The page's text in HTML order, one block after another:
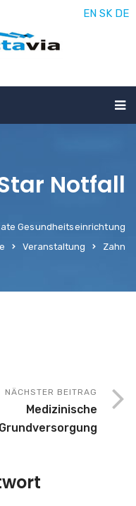
Notfall
Gesundheitseinrichtung
Veranstaltung Zahn
NÄCHSTER BEITRAG
Medizinische
Grundversorgung
EN SK DE